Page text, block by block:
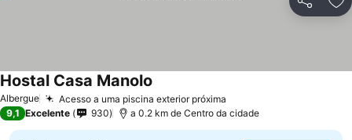
Partilhar
Albergue Acesso a uma piscina exterior próxima
Hostal Casa Manolo
9,1 Excelente 930 a 0.2 km de Centro da cidade